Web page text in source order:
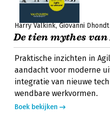
Harry Valkink Giovanni Dhondt
De tien mythes
Praktische inzichten in
aandacht voor moderne
integratie van nieuwe
wendbare werkvormen.
Boek bekijken